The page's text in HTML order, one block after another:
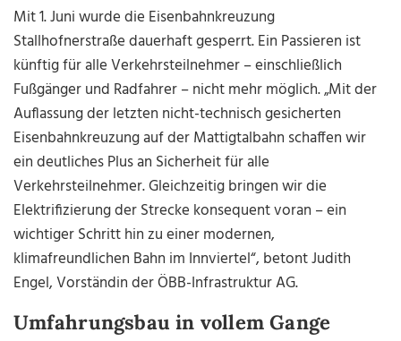
Mit 1. Juni wurde die Eisenbahnkreuzung
Stallhofnerstraße dauerhaft gesperrt. Ein Passieren ist
künftig für alle Verkehrsteilnehmer – einschließlich
Fußgänger und Radfahrer – nicht mehr möglich. „Mit der
Auflassung der letzten nicht-technisch gesicherten
Eisenbahnkreuzung auf der Mattigtalbahn schaffen wir
ein deutliches Plus an Sicherheit für alle
Verkehrsteilnehmer. Gleichzeitig bringen wir die
Elektrifizierung der Strecke konsequent voran – ein
wichtiger Schritt hin zu einer modernen,
klimafreundlichen Bahn im Innviertel“, betont Judith
Engel, Vorständin der ÖBB-Infrastruktur AG.
Umfahrungsbau in vollem Gange